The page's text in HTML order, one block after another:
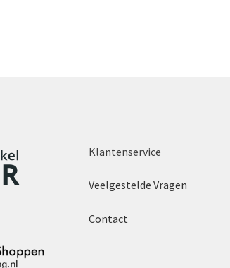
Klantenservice
Veelgestelde Vragen
Contact